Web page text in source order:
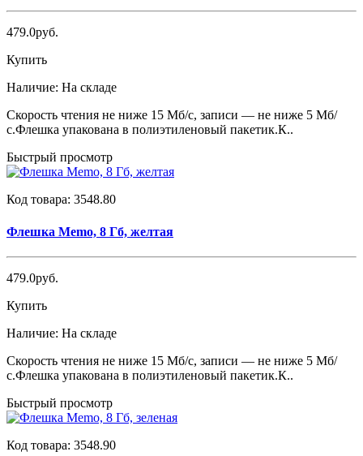
479.0руб.
Купить
Наличие: На складе
Скорость чтения не ниже 15 Мб/с, записи — не ниже 5 Мб/
с.Флешка упакована в полиэтиленовый пакетик.К..
Быстрый просмотр
Код товара: 3548.80
Флешка Memo, 8 Гб, желтая
479.0руб.
Купить
Наличие: На складе
Скорость чтения не ниже 15 Мб/с, записи — не ниже 5 Мб/
с.Флешка упакована в полиэтиленовый пакетик.К..
Быстрый просмотр
Код товара: 3548.90